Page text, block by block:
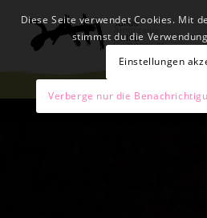
Diese Seite verwendet Cookies. Mit
stimmst du die
Einstellungen
Verberge nur die